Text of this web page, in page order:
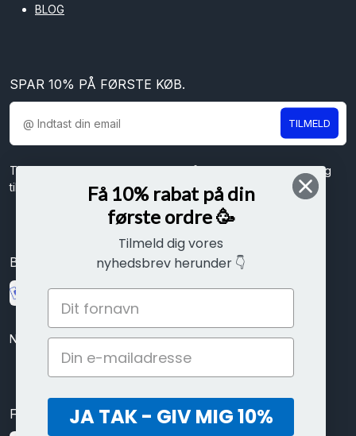
BLOG
SPAR 10% PÅ FØRSTE KØB.
TILMELD
Tilmeld dig vores nyhedsbrev og få spændende nyheder og
tilbud direkte i din indbakke.
Betal sikkert med
Nem betaling med kort, mobilepay eller ViaBill delbetalinger
Følg os her
Få 10% rabat på din
første ordre 🥳
Tilmeld dig vores
nyhedsbrev herunder 👇
JA TAK - GIV MIG 10%